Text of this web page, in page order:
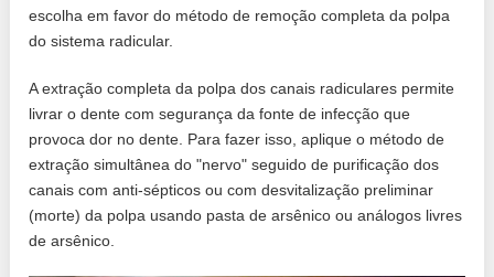
escolha em favor do método de remoção completa da polpa
do sistema radicular.
A extração completa da polpa dos canais radiculares permite
livrar o dente com segurança da fonte de infecção que
provoca dor no dente. Para fazer isso, aplique o método de
extração simultânea do "nervo" seguido de purificação dos
canais com anti-sépticos ou com desvitalização preliminar
(morte) da polpa usando pasta de arsênico ou análogos livres
de arsênico.